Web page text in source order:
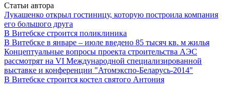
Статьи автора
Лукашенко открыл гостиницу, которую построила компания
его большого друга
В Витебске строится поликлиника
В Витебске в январе – июле введено 85 тысяч кв. м жилья
Концептуальные вопросы проекта строительства АЭС
рассмотрят на VI Международной специализированной
выставке и конференции "Атомэкспо-Беларусь-2014"
В Витебске строится костел святого Антония